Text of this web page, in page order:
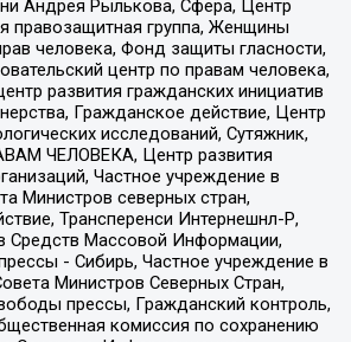
Андрея Рылькова, Сфера, Центр
правозащитная группа, Женщины
человека, Фонд защиты гласности,
центр по правам человека,
развития гражданских инициатив
Гражданское действие, Центр
исследований, Сутяжник,
ЧЕЛОВЕКА, Центр развития
Частное учреждение в
Министров северных стран,
Трансперенси Интернешнл-Р,
Средств Массовой Информации,
- Сибирь, Частное учреждение в
Министров Северных Стран,
прессы, Гражданский контроль,
комиссия по сохранению